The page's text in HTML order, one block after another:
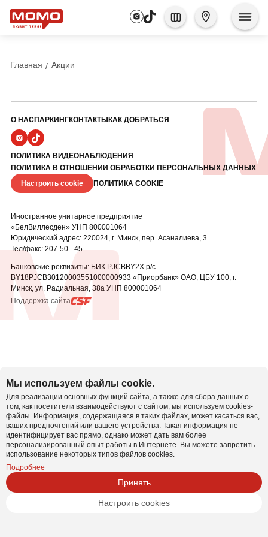
Главная Акции
О НАСПАРКИНГКОНТАКТЫ КАК ДОБРАТЬСЯ
ПОЛИТИКА ВИДЕОНАБЛЮДЕНИЯ
ПОЛИТИКА В ОТНОШЕНИИ ОБРАБОТКИ ПЕРСОНАЛЬНЫХ ДАННЫХ
Настроить cookie
ПОЛИТИКА COOKIE
Иностранное унитарное предприятие
«БелВиллесден» УНП 800001064
Юридический адрес: 220024, г. Минск, пер. Асаналиева, 3
Тел/факс: 207-50 - 45
Банковские реквизиты: БИК PJCBBY2X р/с
BY18PJCB30120003551000000933 «Приорбанк» ОАО, ЦБУ 100, г.
Минск, ул. Радиальная, 38а УНП 800001064
Поддержка сайта
Мы используем файлы cookie.
Для реализации основных функций сайта, а также для сбора данных о
том, как посетители взаимодействуют с сайтом, мы используем cookies-
файлы. Информация, содержащаяся в таких файлах, может касаться вас,
ваших предпочтений или вашего устройства. Такая информация не
идентифицирует вас прямо, однако может дать вам более
персонализированный опыт работы в Интернете. Вы можете запретить
использование некоторых типов файлов cookies.
Подробнее
Принять
Настроить cookies